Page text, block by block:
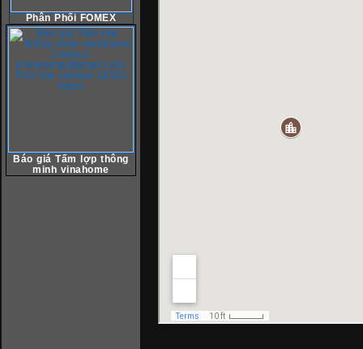
Phân Phối FOMEX
Báo giá Tấm lợp thông
minh vinahome